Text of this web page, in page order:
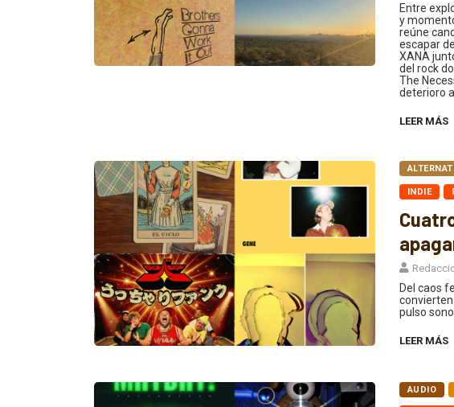
Entre
y
reúne
escapar
XANA
del rock
The
deterioro
LEER MÁS
INDIE
Del caos
pulso
LEER MÁS
AUDIO